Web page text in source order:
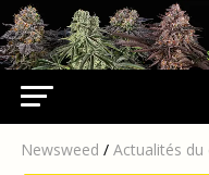
Newsweed / Actualités du